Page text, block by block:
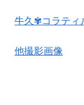
牛久✾コラティ
他撮影画像